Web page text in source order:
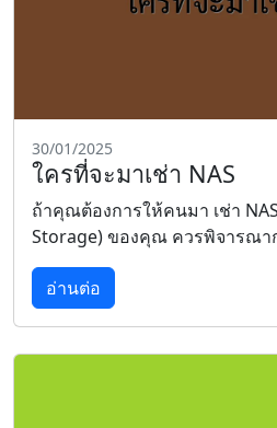
30/01/2025
ใครที่จะมาเช่า NAS
ถ้าคุณต้องการให้คนมา เช่า
Storage) ของคุณ ควรพิจารณา
อ่านต่อ